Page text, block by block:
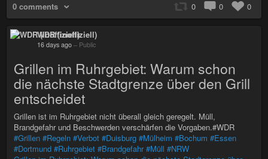
0 comments 0 0 0
WDR (inoffiziell)
16 days ago – Public
Grillen im Ruhrgebiet: Warum schon
die nächste Stadtgrenze über den Grill
entscheidet
Grillen ist im Ruhrgebiet nicht überall gleich geregelt. Müll,
Brandgefahr und Beschwerden verschärfen die Vorgaben.#WDR
#Grillen #Regeln #Verbot #Duisburg #Mülheim #Bochum #Essen
#Dortmund #Ruhrgebiet #Brandgefahr #Müll #NRW